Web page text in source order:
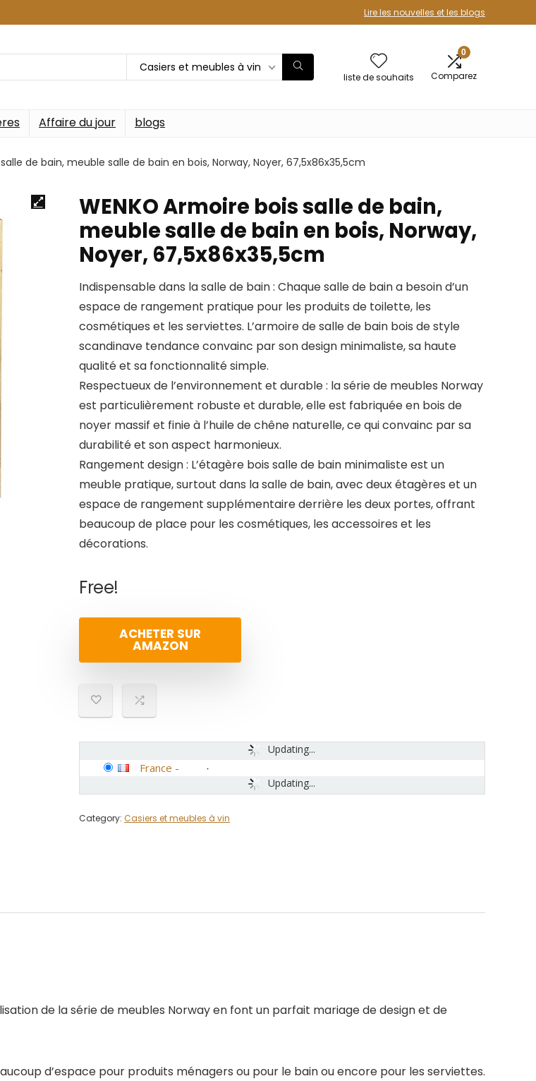
Lire les nouvelles et les blogs
Casiers et meubles à vin
liste de souhaits
0
Comparez
Affaire du jour blogs
de bain, meuble salle de bain en bois, Norway, Noyer, 67,5x86x35,5cm
WENKO Armoire bois salle de bain,
meuble salle de bain en bois, Norway,
Noyer, 67,5x86x35,5cm
Indispensable dans la salle de bain : Chaque salle de bain a besoin d’un
espace de rangement pratique pour les produits de toilette, les
cosmétiques et les serviettes. L’armoire de salle de bain bois de style
scandinave tendance convainc par son design minimaliste, sa haute
qualité et sa fonctionnalité simple.
Respectueux de l’environnement et durable : la série de meubles Norway
est particulièrement robuste et durable, elle est fabriquée en bois de
noyer massif et finie à l’huile de chêne naturelle, ce qui convainc par sa
durabilité et son aspect harmonieux.
Rangement design : L’étagère bois salle de bain minimaliste est un
meuble pratique, surtout dans la salle de bain, avec deux étagères et un
espace de rangement supplémentaire derrière les deux portes, offrant
beaucoup de place pour les cosmétiques, les accessoires et les
décorations.
Free!
ACHETER SUR
AMAZON
Updating...
Updating...
France -
Category: Casiers et meubles à vin
de la série de meubles Norway en font un parfait mariage de design et de
d’espace pour produits ménagers ou pour le bain ou encore pour les serviettes.